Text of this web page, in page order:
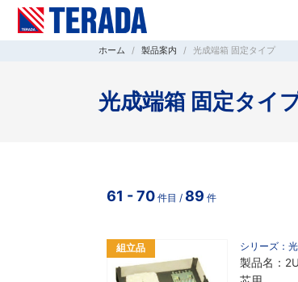
ホーム 製品案内 光成端箱 固定タイプ
光成端箱 固定タイ
61 - 70 件目 / 89 件
組立品 シリーズ：
製品名：